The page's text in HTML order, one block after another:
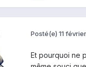
Posté(e) 11
Et pourquoi ne